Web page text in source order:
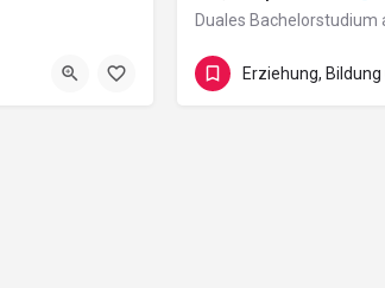
Friedrich-Ebert-Straße 21